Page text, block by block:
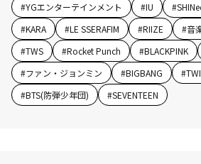
#YGエンターテインメント #IU #
#KARA #LE SSERAFIM #RIIZE #音
#TWS #Rocket Punch #BLACKPINK
#ファン・ジョンミン #BIGBANG #
#BTS(防弾少年団) #SEVENTEEN